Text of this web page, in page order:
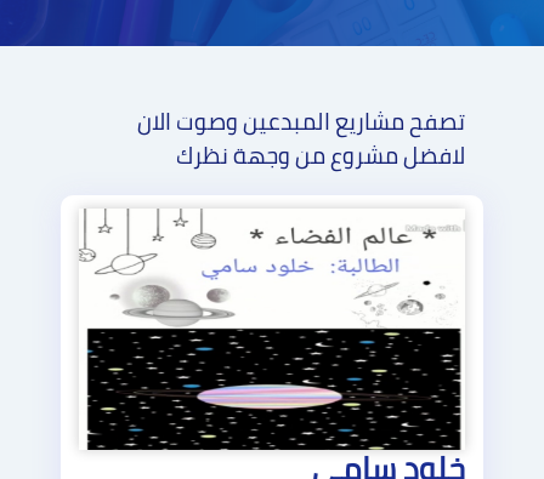
تصفح مشاريع المبدعين وصوت الان
لافضل مشروع من وجهة نظرك